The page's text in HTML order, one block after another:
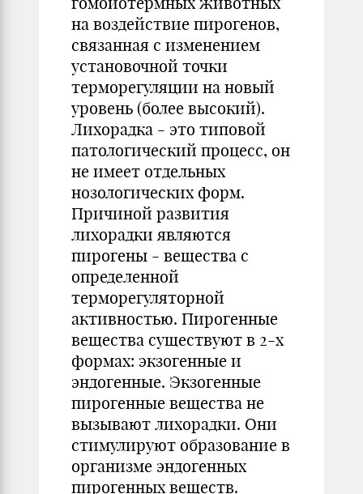
на воздействие пирогенов,
связанная с изменением
установочной точки
терморегуляции на новый
уровень (более высокий).
Лихорадка - это типовой
патологический процесс, он
не имеет отдельных
нозологических форм.
Причиной развития
лихорадки являются
пирогены - вещества с
определенной
терморегуляторной
активностью. Пирогенные
вещества существуют в 2-х
формах: экзогенные и
эндогенные. Экзогенные
пирогенные вещества не
вызывают лихорадки. Они
стимулируют образование в
организме эндогенных
пирогенных веществ.